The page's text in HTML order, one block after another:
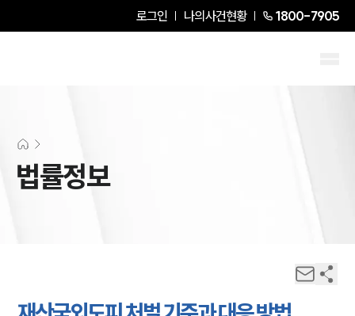
로그인 나의사건현황 1800-7905
법률정보